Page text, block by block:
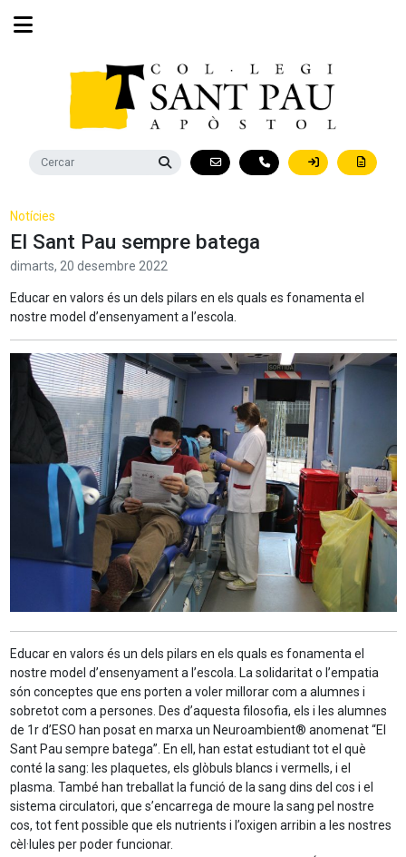
Notícies
El Sant Pau sempre batega
dimarts, 20 desembre 2022
Educar en valors és un dels pilars en els quals es fonamenta el
nostre model d’ensenyament a l’escola.
Educar en valors és un dels pilars en els quals es fonamenta el
nostre model d’ensenyament a l’escola. La solidaritat o l’empatia
són conceptes que ens porten a voler millorar com a alumnes i
sobretot com a persones. Des d’aquesta filosofia, els i les alumnes
de 1r d’ESO han posat en marxa un Neuroambient® anomenat “El
Sant Pau sempre batega”. En ell, han estat estudiant tot el què
conté la sang: les plaquetes, els glòbuls blancs i vermells, i el
plasma. També han treballat la funció de la sang dins del cos i el
sistema circulatori, que s’encarrega de moure la sang pel nostre
cos, tot fent possible que els nutrients i l’oxigen arribin a les nostres
cèl·lules per poder funcionar.